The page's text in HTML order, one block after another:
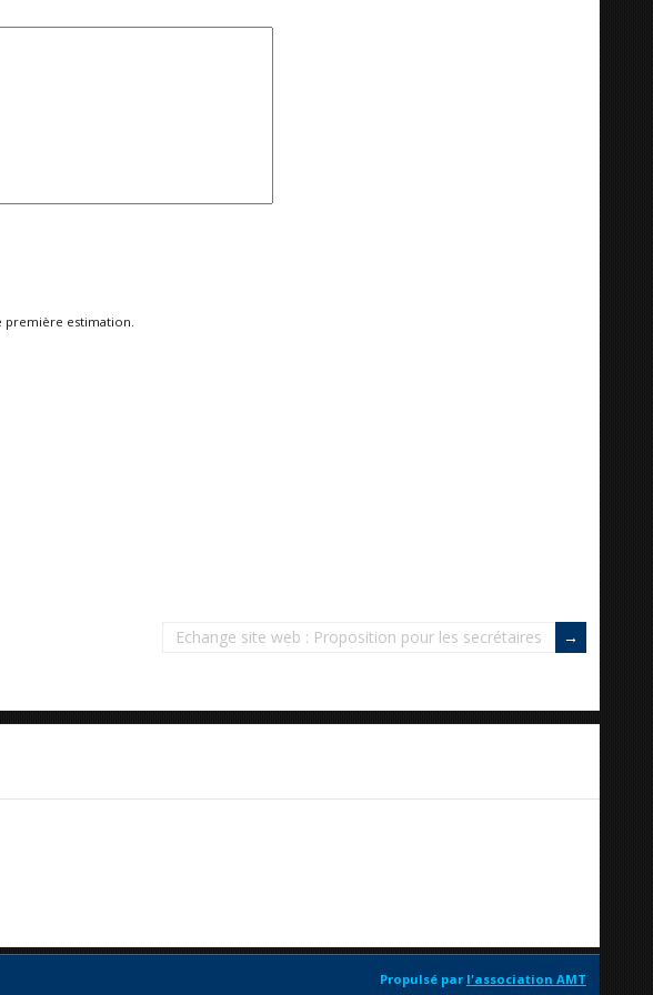
première estimation.
Echange site web : Proposition pour les secrétaires
Propulsé par l'association AMT